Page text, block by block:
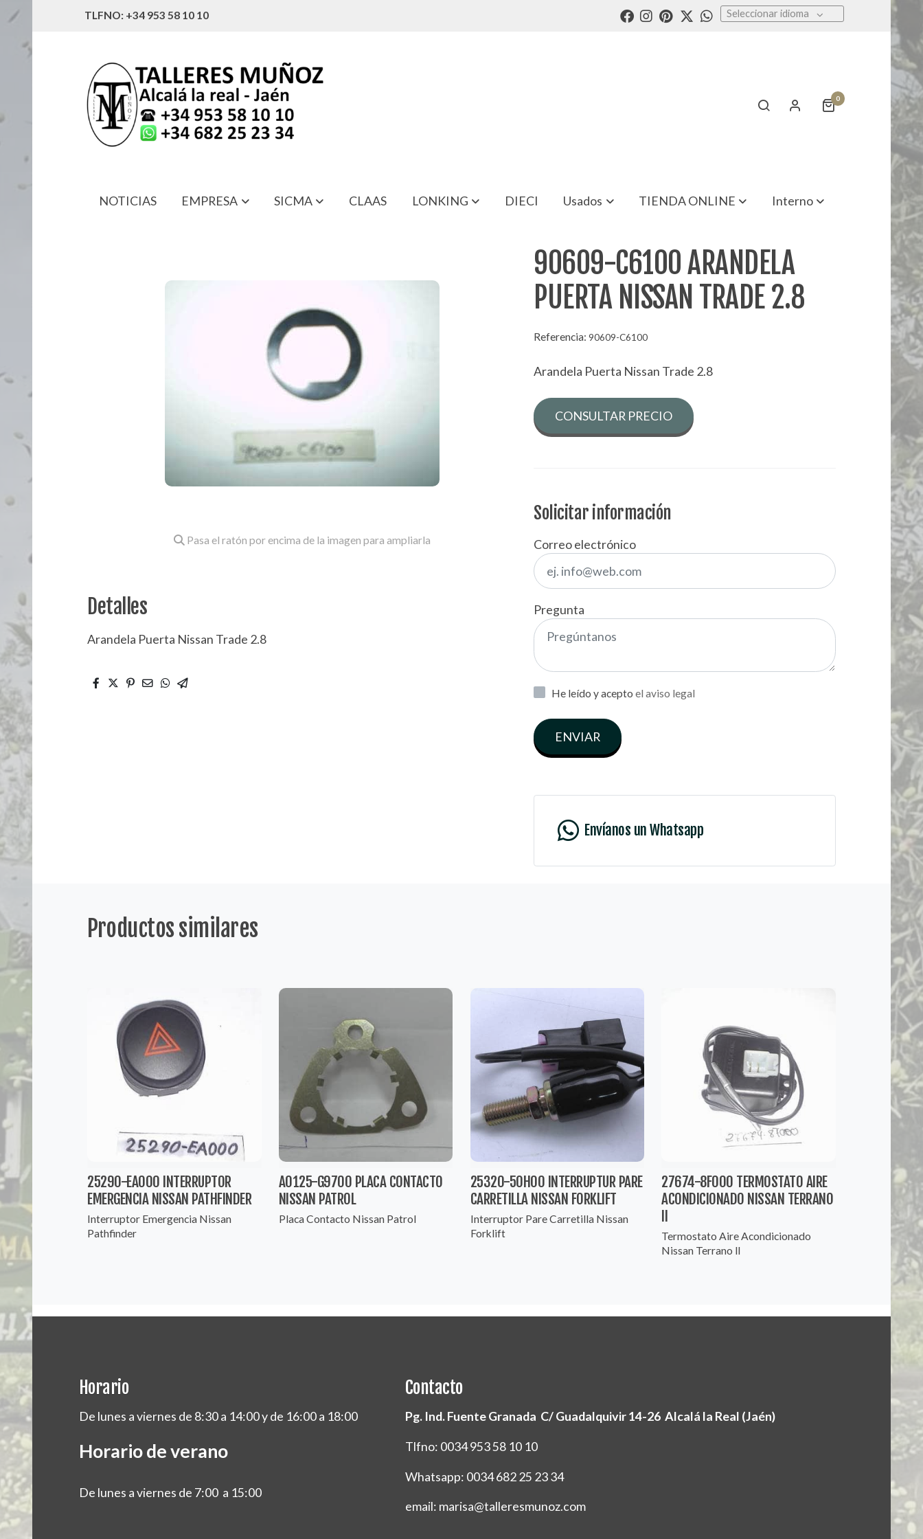
TLFNO: +34 953 58 10 10 Seleccionar idioma
0
NOTICIAS EMPRESA SICMA CLAAS LONKING DIECI Usados TIENDA ONLINE Interno
90609-C6100 ARANDELA PUERTA NISSAN TRADE 2.8
Pasa el ratón por encima de la imagen para ampliarla
Detalles
Arandela Puerta Nissan Trade 2.8
90609-C6100 ARANDELA
PUERTA NISSAN TRADE 2.8
Referencia:90609-C6100
Arandela Puerta Nissan Trade 2.8
CONSULTAR PRECIO
Solicitar información
Correo electrónico
Pregunta
He leído y acepto el aviso legal
ENVIAR
Envíanos un Whatsapp
Productos similares
25290-EA000 INTERRUPTOR
EMERGENCIA NISSAN PATHFINDER
Interruptor Emergencia Nissan
Pathfinder
A0125-G9700 PLACA CONTACTO
NISSAN PATROL
Placa Contacto Nissan Patrol
25320-50H00 INTERRUPTUR PARE
CARRETILLA NISSAN FORKLIFT
Interruptor Pare Carretilla Nissan
Forklift
27674-8F000 TERMOSTATO AIRE
ACONDICIONADO NISSAN TERRANO
II
Termostato Aire Acondicionado
Nissan Terrano ll
Horario
De lunes a viernes de 8:30 a 14:00 y de 16:00 a 18:00
Horario de verano
De lunes a viernes de 7:00 a 15:00
Contacto
Pg. Ind. Fuente Granada C/ Guadalquivir 14-26 Alcalá la Real (Jaén)
Tlfno: 0034 953 58 10 10
Whatsapp: 0034 682 25 23 34
email: marisa@talleresmunoz.com